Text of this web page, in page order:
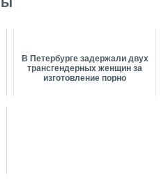
В Петербурге задержали двух
трансгендерных женщин за
изготовление порно